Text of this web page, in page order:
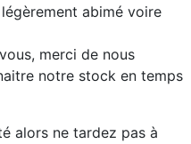
abimé voire
merci de nous
notre stock en temps
alors ne tardez pas à